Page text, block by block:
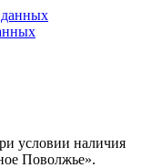
данных
условии наличия
Поволжье».